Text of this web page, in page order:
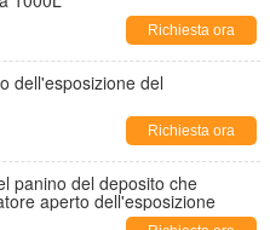
Richiesta ora
dell'esposizione del
Richiesta ora
panino del deposito che
aperto dell'esposizione